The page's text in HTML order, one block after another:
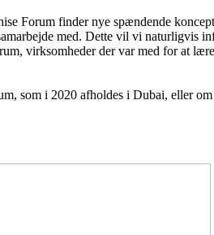
Forum finder nye spændende
med. Dette vil vi naturligvis
virksomheder der var med for at
som i 2020 afholdes i Dubai, eller